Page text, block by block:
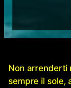
Non arrenderti
sempre il sole,